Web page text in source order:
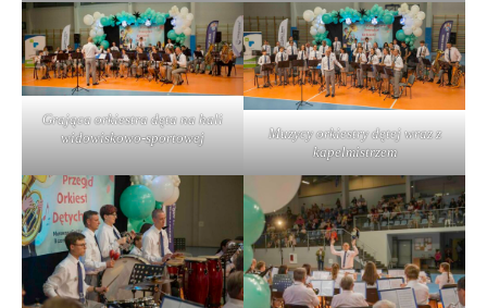
Grająca orkiestra dęta na hali
widowiskowo-sportowej
Muzycy orkiestry dętej wraz z
kapelmistrzem